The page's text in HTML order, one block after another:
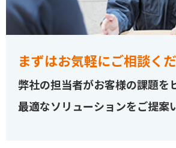
まずはお気軽にご相談くだ
弊社の担当者がお客様の課題を
最適なソリューションをご提案